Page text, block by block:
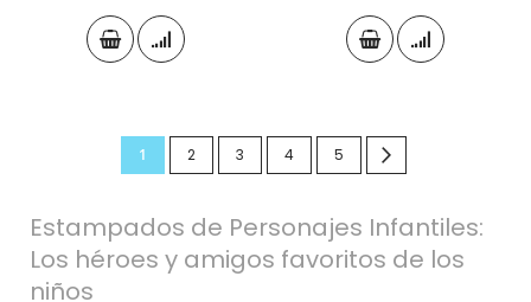
Página
Actualmente
leyendo
página
1 Página
2 Página
3 Página
4 Página
5
Estampados de Personajes Infantiles:
Los héroes y amigos favoritos de los
niños